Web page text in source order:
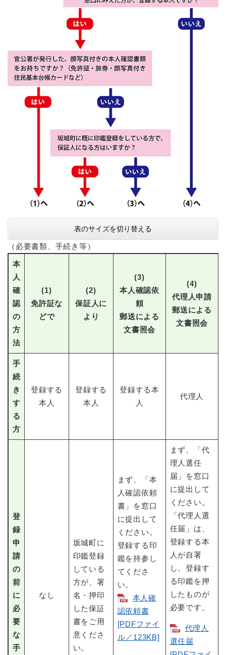
表のサイズを切り替える
（必要書類、手続き等）
本
人
確
認
の
方
法
(1)
免許証な
どで
(2)
保証人に
より
(3)
本人確認依
頼
郵送による
文書照会
(4)
代理人申請
郵送による
文書照会
手
続
き
す
る
方
登録する
本人
登録する
本人
登録する本
人
代理人
登
録
申
請
の
前
に
必
要
な
手
なし
坂城町に
印鑑登録
している
方が、署
名・押印
した保証
書をご用
意くださ
い。
まず、「本
人確認依頼
書」を窓口
に提出して
ください。
登録する印
鑑を持参し
てくださ
い。
本人確
認依頼書
[PDFファイ
ル／123KB]
まず、「代
理人選任
届」を窓口
に提出して
ください。
「代理人選
任届」は、
登録する本
人が自署
し、登録す
る印鑑を押
したものが
必要です。
代理人
選任届